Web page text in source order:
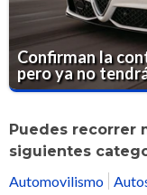
Confirman la
pero ya no
Puedes recorrer
siguientes
Automovilismo